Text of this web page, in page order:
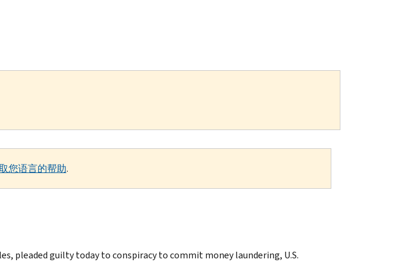
您语言的帮助.
pleaded guilty today to conspiracy to commit money laundering, U.S.